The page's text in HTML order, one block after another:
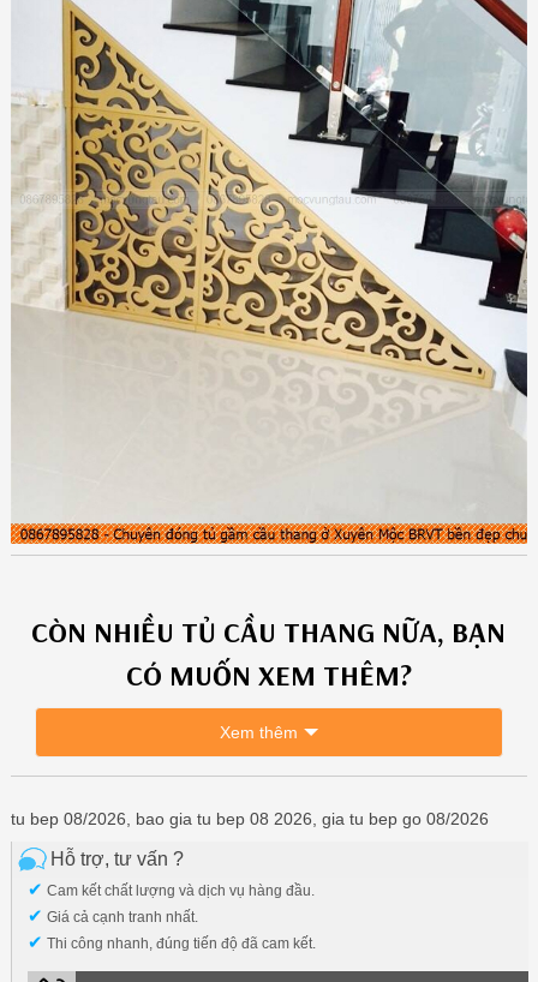
CÒN NHIỀU TỦ CẦU THANG NỮA, BẠN
CÓ MUỐN XEM THÊM?
Xem thêm
tu bep 08/2026, bao gia tu bep 08 2026, gia tu bep go 08/2026
Hỗ trợ, tư vấn ?
✔ Cam kết chất lượng và dịch vụ hàng đầu.
✔ Giá cả cạnh tranh nhất.
✔ Thi công nhanh, đúng tiến độ đã cam kết.